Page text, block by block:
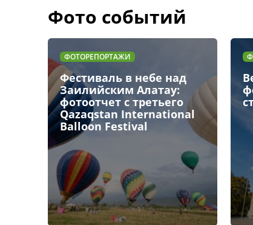
Фото событий
ФОТОРЕПОРТАЖИ
Фестиваль в небе над
Заилийским Алатау:
фотоотчет с третьего
Qazaqstan International
Balloon Festival
Вена